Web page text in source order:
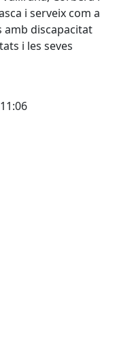
i serveix com a
amb discapacitat
i les seves